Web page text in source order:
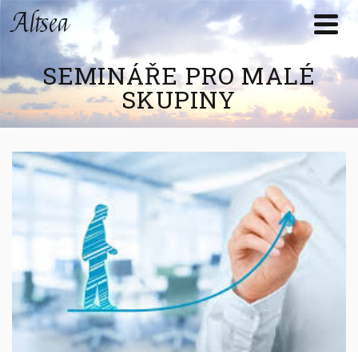
Altsea
SEMINÁŘE PRO MALÉ
SKUPINY